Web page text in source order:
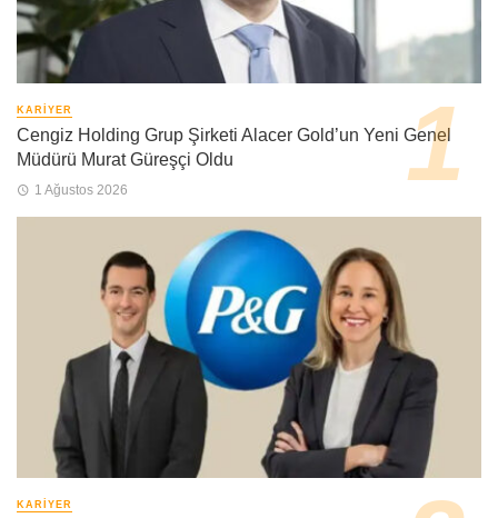
KARIYER
Cengiz Holding Grup Şirketi Alacer Gold’un Yeni Genel
Müdürü Murat Güreşçi Oldu
1 Ağustos 2026
KARIYER